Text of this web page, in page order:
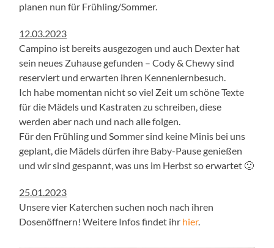
planen nun für Frühling/Sommer.
12.03.2023
Campino ist bereits ausgezogen und auch Dexter hat
sein neues Zuhause gefunden – Cody & Chewy sind
reserviert und erwarten ihren Kennenlernbesuch.
Ich habe momentan nicht so viel Zeit um schöne Texte
für die Mädels und Kastraten zu schreiben, diese
werden aber nach und nach alle folgen.
Für den Frühling und Sommer sind keine Minis bei uns
geplant, die Mädels dürfen ihre Baby-Pause genießen
und wir sind gespannt, was uns im Herbst so erwartet 🙂
25.01.2023
Unsere vier Katerchen suchen noch nach ihren
Dosenöffnern! Weitere Infos findet ihr hier.